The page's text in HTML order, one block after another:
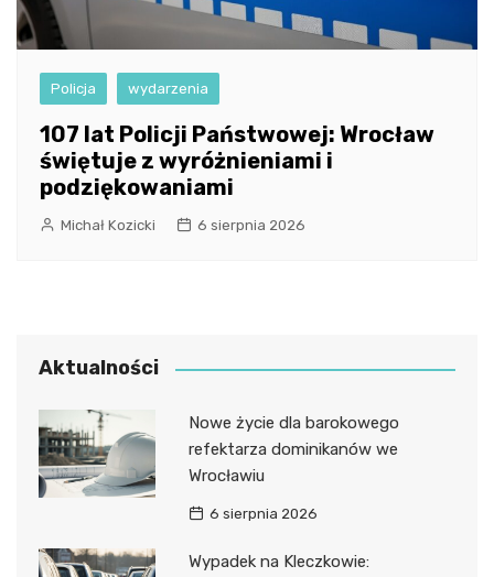
Policja wydarzenia
107 lat Policji Państwowej: Wrocław
świętuje z wyróżnieniami i
podziękowaniami
Michał Kozicki 6 sierpnia 2026
Aktualności
Nowe życie dla barokowego
refektarza dominikanów we
Wrocławiu
6 sierpnia 2026
Wypadek na Kleczkowie: